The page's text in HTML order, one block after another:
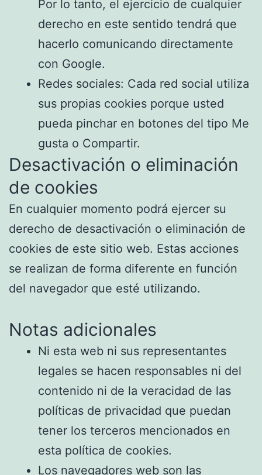
Por lo tanto, el ejercicio de cualquier
derecho en este sentido tendrá que
hacerlo comunicando directamente
con Google.
Redes sociales: Cada red social utiliza
sus propias cookies porque usted
pueda pinchar en botones del tipo Me
gusta o Compartir.
Desactivación o eliminación
de cookies
En cualquier momento podrá ejercer su
derecho de desactivación o eliminación de
cookies de este sitio web. Estas acciones
se realizan de forma diferente en función
del navegador que esté utilizando.
Notas adicionales
Ni esta web ni sus representantes
legales se hacen responsables ni del
contenido ni de la veracidad de las
políticas de privacidad que puedan
tener los terceros mencionados en
esta política de cookies.
Los navegadores web son las